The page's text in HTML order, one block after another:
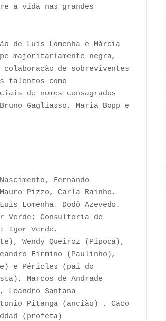
a vida nas grandes
de Luis Lomenha e Márcia
majoritariamente negra,
de sobreviventes
talentos como
de nomes consagrados
Gagliasso, Maria Bopp e
Fernando
Pizzo, Carla Rainho.
Lomenha, Dodô Azevedo.
Verde; Consultoria de
Igor Verde.
Wendy Queiroz (Pipoca),
Firmino (Paulinho),
e Péricles (pai do
Marcos de Andrade
Santana
Pitanga (ancião) , Caco
(profeta)